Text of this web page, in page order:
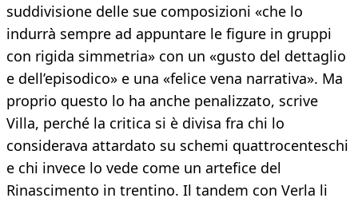
suddivisione delle sue composizioni «che lo
indurrà sempre ad appuntare le figure in gruppi
con rigida simmetria» con un «gusto del dettaglio
e dell’episodico» e una «felice vena narrativa». Ma
proprio questo lo ha anche penalizzato, scrive
Villa, perché la critica si è divisa fra chi lo
considerava attardato su schemi quattrocenteschi
e chi invece lo vede come un artefice del
Rinascimento in trentino. Il tandem con Verla li